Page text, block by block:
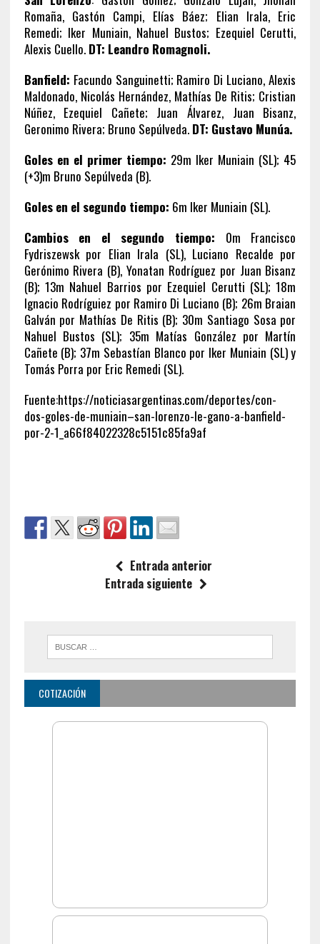
Romaña, Gastón Campi, Elías Báez; Elian Irala, Eric
Remedi; Iker Muniain, Nahuel Bustos; Ezequiel Cerutti,
Alexis Cuello. DT: Leandro Romagnoli.
Banfield: Facundo Sanguinetti; Ramiro Di Luciano, Alexis
Maldonado, Nicolás Hernández, Mathías De Ritis; Cristian
Núñez, Ezequiel Cañete; Juan Álvarez, Juan Bisanz,
Geronimo Rivera; Bruno Sepúlveda. DT: Gustavo Munúa.
Goles en el primer tiempo: 29m Iker Muniain (SL); 45
(+3)m Bruno Sepúlveda (B).
Goles en el segundo tiempo: 6m Iker Muniain (SL).
Cambios en el segundo tiempo: 0m Francisco
Fydriszewsk por Elian Irala (SL), Luciano Recalde por
Gerónimo Rivera (B), Yonatan Rodríguez por Juan Bisanz
(B); 13m Nahuel Barrios por Ezequiel Cerutti (SL); 18m
Ignacio Rodríguiez por Ramiro Di Luciano (B); 26m Braian
Galván por Mathías De Ritis (B); 30m Santiago Sosa por
Nahuel Bustos (SL); 35m Matías González por Martín
Cañete (B); 37m Sebastían Blanco por Iker Muniain (SL) y
Tomás Porra por Eric Remedi (SL).
Fuente:https://noticiasargentinas.com/deportes/con-
dos-goles-de-muniain–san-lorenzo-le-gano-a-banfield-
por-2-1_a66f84022328c5151c85fa9af
Entrada anterior
Entrada siguiente
COTIZACIÓN